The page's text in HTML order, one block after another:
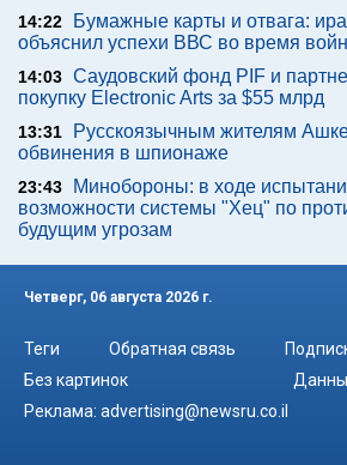
14:22
Бумажные карты и отвага:
объяснил успехи ВВС во время
14:03 Саудовский фонд PIF и
покупку Electronic Arts за $55 млрд
13:31
Русскоязычным жителям
обвинения в шпионаже
23:43
Минобороны: в ходе
возможности системы "Хец" по
будущим угрозам
Четверг, 06 августа 2026 г.
Теги Обратная связь
Без картинок
Реклама: advertising@newsru.co.il